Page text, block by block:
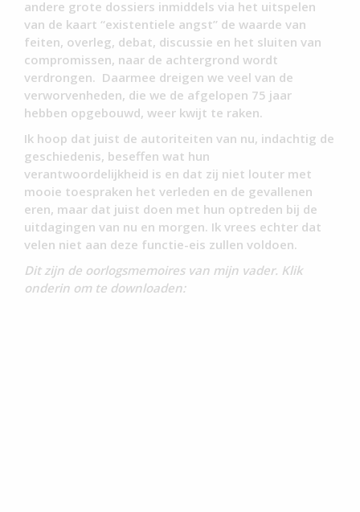
andere grote dossiers inmiddels via het uitspelen
van de kaart “existentiele angst” de waarde van
feiten, overleg, debat, discussie en het sluiten van
compromissen, naar de achtergrond wordt
verdrongen. Daarmee dreigen we veel van de
verworvenheden, die we de afgelopen 75 jaar
hebben opgebouwd, weer kwijt te raken.
Ik hoop dat juist de autoriteiten van nu, indachtig de
geschiedenis, beseffen wat hun
verantwoordelijkheid is en dat zij niet louter met
mooie toespraken het verleden en de gevallenen
eren, maar dat juist doen met hun optreden bij de
uitdagingen van nu en morgen. Ik vrees echter dat
velen niet aan deze functie-eis zullen voldoen.
Dit zijn de oorlogsmemoires van mijn vader. Klik
onderin om te downloaden: